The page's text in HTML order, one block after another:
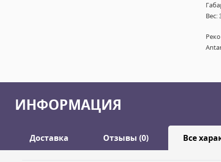
Вес:
ИНФОРМАЦИЯ
Доставка Отзывы (0) Все